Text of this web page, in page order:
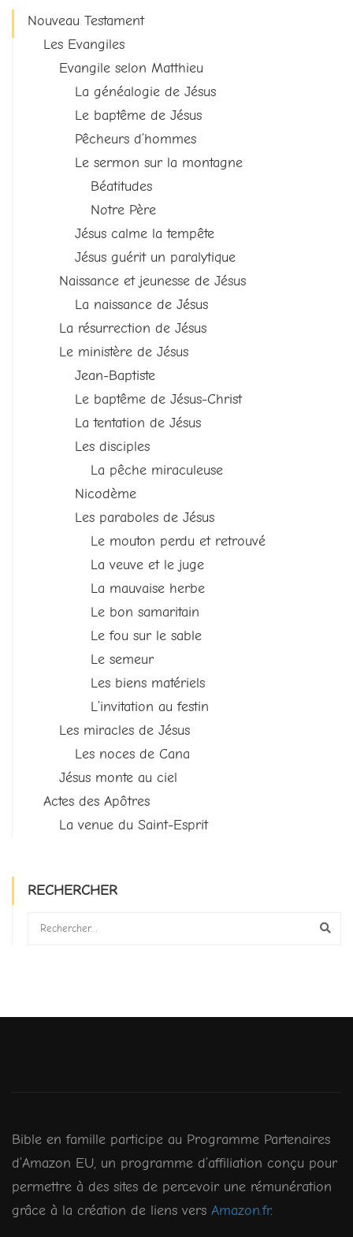
Nouveau Testament
Les Evangiles
Evangile selon Matthieu
La généalogie de Jésus
Le baptême de Jésus
Pêcheurs d’hommes
Le sermon sur la montagne
Béatitudes
Notre Père
Jésus calme la tempête
Jésus guérit un paralytique
Naissance et jeunesse de Jésus
La naissance de Jésus
La résurrection de Jésus
Le ministère de Jésus
Jean-Baptiste
Le baptême de Jésus-Christ
La tentation de Jésus
Les disciples
La pêche miraculeuse
Nicodème
Les paraboles de Jésus
Le mouton perdu et retrouvé
La veuve et le juge
La mauvaise herbe
Le bon samaritain
Le fou sur le sable
Le semeur
Les biens matériels
L’invitation au festin
Les miracles de Jésus
Les noces de Cana
Jésus monte au ciel
Actes des Apôtres
La venue du Saint-Esprit
RECHERCHER
Bible en famille participe au Programme Partenaires
d’Amazon EU, un programme d’affiliation conçu pour
permettre à des sites de percevoir une rémunération
grâce à la création de liens vers Amazon.fr.